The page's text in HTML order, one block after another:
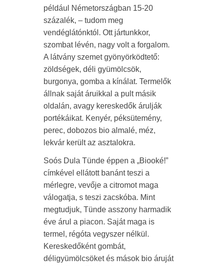
például Németországban 15-20
százalék, – tudom meg
vendéglátónktól. Ott jártunkkor,
szombat lévén, nagy volt a forgalom.
A látvány szemet gyönyörködtető:
zöldségek, déli gyümölcsök,
burgonya, gomba a kínálat. Termelők
állnak saját áruikkal a pult másik
oldalán, avagy kereskedők árulják
portékáikat. Kenyér, péksütemény,
perec, dobozos bio almalé, méz,
lekvár került az asztalokra.
Soós Dula Tünde éppen a „Biooké!”
címkével ellátott banánt teszi a
mérlegre, vevője a citromot maga
válogatja, s teszi zacskóba. Mint
megtudjuk, Tünde asszony harmadik
éve árul a piacon. Saját maga is
termel, régóta vegyszer nélkül.
Kereskedőként gombát,
déligyümölcsöket és mások bio áruját